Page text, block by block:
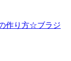
作り方☆ブラジ